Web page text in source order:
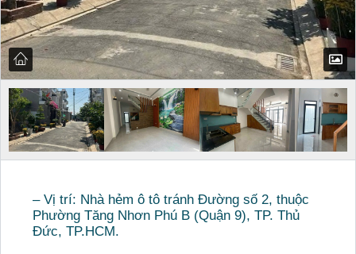
– Vị trí: Nhà hẻm ô tô tránh Đường số 2, thuộc
Phường Tăng Nhơn Phú B (Quận 9), TP. Thủ
Đức, TP.HCM.